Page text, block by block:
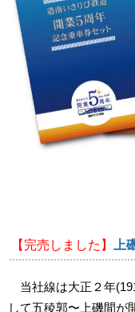
【完売しました】 上
当社線は大正２年
して五稜郭〜上磯間が